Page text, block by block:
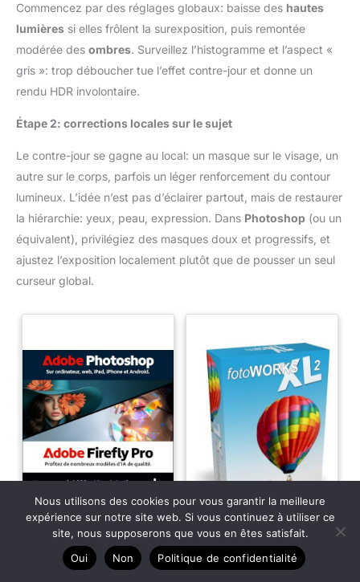
Commencez par des réglages globaux: baisse des hautes
lumières si elles frôlent la surexposition, puis remontée
modérée des ombres. Surveillez l’histogramme et l’aspect «
gris »: trop déboucher tue l’effet contre-jour et donne un
rendu HDR involontaire.
Étape 2: corrections locales sur le sujet
Le contre-jour se gagne au local: un masque sur le visage, un
autre sur le corps, parfois un léger renforcement du contour
lumineux. L’idée n’est pas d’éclairer partout, mais de restaurer
la hiérarchie: yeux, peau, expression. Dans Photoshop (ou un
équivalent), privilégiez des masques doux et progressifs, et
ajustez l’exposition localement plutôt que de pousser un seul
curseur global.
Adobe Photoshop +
FotoWorks XL (2026) -
Nous utilisons des cookies pour vous garantir la meilleure
expérience sur notre site web. Si vous continuez à utiliser ce
site, nous supposerons que vous en êtes satisfait.
Oui
Non Politique de confidentialité